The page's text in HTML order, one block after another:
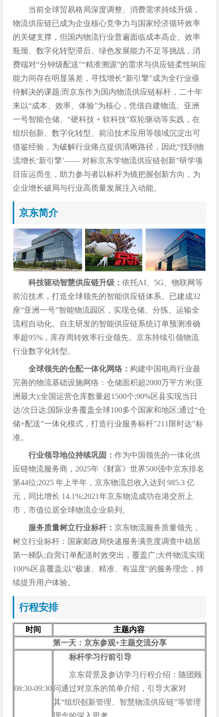
当前全球贸易格局深度调整、消费需求持续升级，
物流供应链已成为企业核心竞争力与国家经济循环效率
的关键支撑，但国内物流行业普遍面临成本高企、效率
瓶颈、数字化转型滞后、绿色发展能力不足等挑战，消
费端对“分钟级配送”“精准溯源”的需求与供应链柔性响应
能力间存在明显落差，寻找增长“新引擎”成为全行业亟
待解决的课题;而京东作为国内物流供应链标杆，二十年
来以“成本、效率、体验”为核心，凭借自建物流、亚洲
一号智能仓储、“硬科技 + 软科技”双轮驱动等实践，在
组织创新、数字化转型、前沿技术应用等领域沉淀出可
借鉴经验，为破解行业痛点提供清晰路径，因此“找到物
流增长‘新引擎’—— 对标京东学物流供应链创新”研学项
目应运而生，助力参与者以标杆为镜把握创新方向，为
企业增长破局与行业高质量发展注入动能。
京东简介
科技驱动智慧供应链升级： 依托AI、5G、物联网等
前沿技术，打造全球领先的智能供应链体系。已建成32
座“亚洲一号”智能物流园区，实现仓储、分拣、运输全
流程自动化。自主研发的智能供应链系统订单预测准确
率超95%，库存周转效率行业领先。京东持续引领物流
行业数字化转型。
全球领先的仓配一体化网络： 构建中国电商行业最
完善的物流基础设施网络：仓储面积超2000万平方米(亚
洲最大);全国运营仓库数量超1500个;90%区县实现当日
达/次日达;国际业务覆盖全球100多个国家和地区;通过“仓
储+配送”一体化模式，打造行业服务标杆"211限时达"标
准。
行业领导地位持续巩固： 作为中国领先的一体化供
应链物流服务商，2025年《财富》世界500强中京东排名
第44位;2025 年上半年，京东物流总收入达到 985.3 亿
元，同比增长 14.1%;2021年京东物流成功在港交所上
市，市值位居全球物流企业前列。
服务质量树立行业标杆： 京东物流服务质量领先，
树立行业标杆：国家邮政局快递服务满意度调查中稳居
第一梯队;自营订单配送时效突出，覆盖广;大件物流实现
100%区县覆盖;以"极速、精准、有温度"的服务理念，持
续提升用户体验。
行程安排
时间
主题内容
第一天：京东参观+主题交流分享
08:30-09:30
标杆学习行前引导
京东背景及参访学习行程介绍：随团顾
问通过对京东的简单介绍，引导大家对
其“组织创新管理、智慧物流供应链”等管理